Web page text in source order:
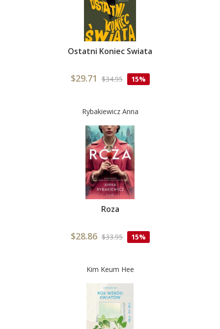
Ostatni Koniec Swiata
$29.71 $34.95 15%
Rybakiewicz Anna
Roza
$28.86 $33.95 15%
Kim Keum Hee